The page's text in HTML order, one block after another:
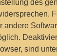
des
andere
sind